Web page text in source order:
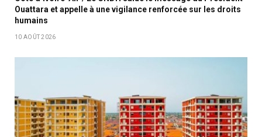
Ouattara et appelle à une vigilance renforcée sur les droits
humains
10 AOÛT 2026